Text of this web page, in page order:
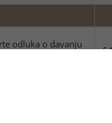
odluka o davanju
odluke o budžetu